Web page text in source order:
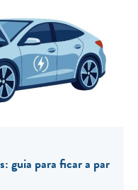
guia para ficar a par